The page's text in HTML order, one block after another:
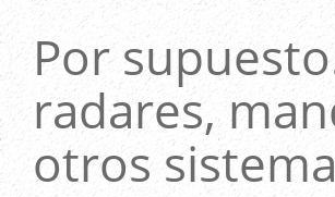
Por
radares,
otros